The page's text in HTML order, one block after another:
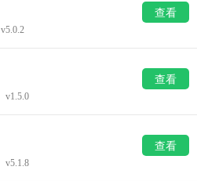
v5.0.2
查看
v1.5.0
查看
v5.1.8
查看